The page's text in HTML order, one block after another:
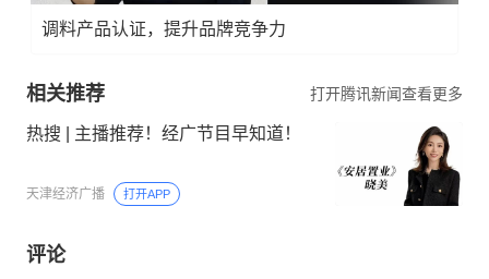
调料产品认证，提升品牌竞争力
相关推荐 打开腾讯新闻查看更多
热搜 | 主播推荐！经广节目早知道！
天津经济广播 打开APP
评论